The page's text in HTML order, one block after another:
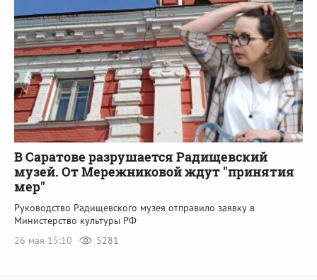
В Саратове разрушается Радищевский
музей. От Мережниковой ждут "принятия
мер"
Руководство Радищевского музея отправило заявку в
Министерство культуры РФ
26 мая 15:10
5281